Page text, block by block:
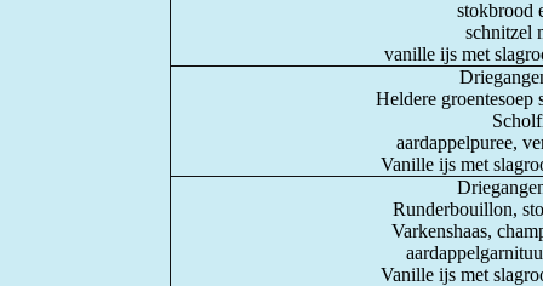
stokbrood
schnitzel
vanille ijs met
Heldere groentesoep
aardappelpuree,
Vanille ijs met
Runderbouillon,
Varkenshaas,
Vanille ijs met